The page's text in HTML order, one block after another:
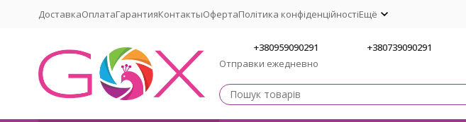
ДоставкаОплатаГарантияКонтактыОфертаПолітика конфіденційностіЕщё
+380959090291
Отправки ежедневно
+380739090291